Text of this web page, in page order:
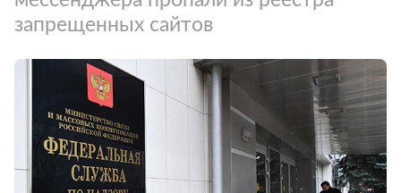
запрещенных сайтов